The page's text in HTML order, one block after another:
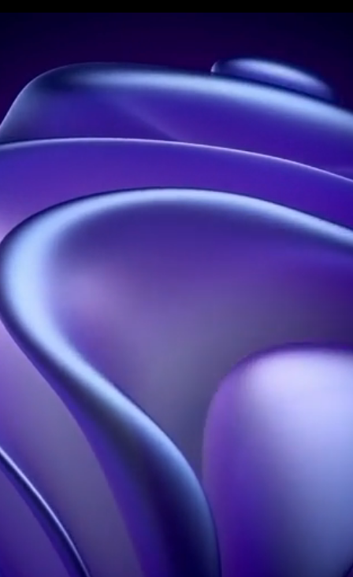
Leader de l’hologramme en France
Adresse : 21 rue Jean Rostand, 91400 Orsay, France
Entreprise :SIRET : 914 041 827 00017
Nous contacter
Nos Solutions
Hélices Holographiques
Pyramides
Holographiques
Projections
Holographiques
Studio Conception 3D
Portfolio
FAQ
Notre Influence
Hologramme à Paris
Contact